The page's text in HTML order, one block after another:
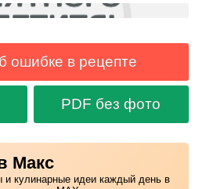
ошибке в рецепте
PDF без фото
Макс
и кулинарные идеи каждый день в